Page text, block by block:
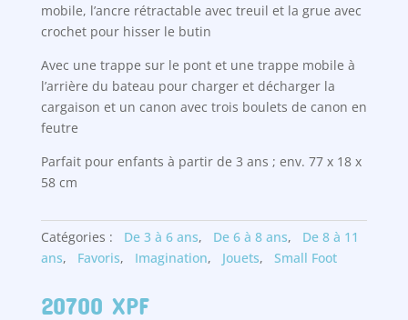
mobile, l’ancre rétractable avec treuil et la grue avec
crochet pour hisser le butin
Avec une trappe sur le pont et une trappe mobile à
l’arrière du bateau pour charger et décharger la
cargaison et un canon avec trois boulets de canon en
feutre
Parfait pour enfants à partir de 3 ans ; env. 77 x 18 x
58 cm
Catégories : De 3 à 6 ans, De 6 à 8 ans,
De 8 à 11
ans, Favoris, Imagination, Jouets, Small Foot
20700 XPF